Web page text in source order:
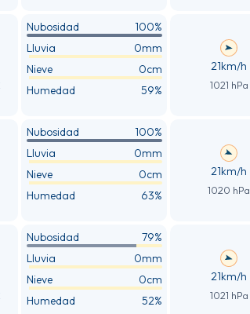
Nubosidad
100%
Lluvia
0mm
Nieve
0cm
Humedad
59%
21km/h
1021 hPa
Nubosidad
100%
Lluvia
0mm
Nieve
0cm
Humedad
63%
21km/h
1020 hPa
Nubosidad
79%
Lluvia
0mm
Nieve
0cm
Humedad
52%
21km/h
1021 hPa